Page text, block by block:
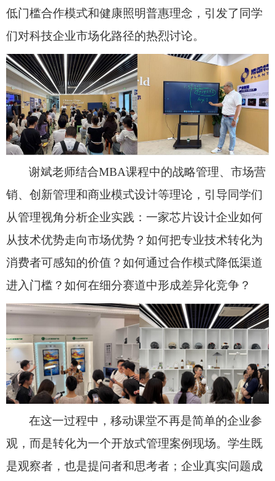
低门槛合作模式和健康照明普惠理念，引发了同学
们对科技企业市场化路径的热烈讨论。
谢斌老师结合MBA课程中的战略管理、市场营
销、创新管理和商业模式设计等理论，引导同学们
从管理视角分析企业实践：一家芯片设计企业如何
从技术优势走向市场优势？如何把专业技术转化为
消费者可感知的价值？如何通过合作模式降低渠道
进入门槛？如何在细分赛道中形成差异化竞争？
在这一过程中，移动课堂不再是简单的企业参
观，而是转化为一个开放式管理案例现场。学生既
是观察者，也是提问者和思考者；企业真实问题成